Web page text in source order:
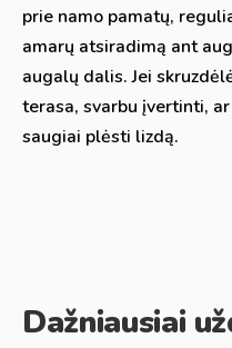
prie namo pamatų,
amarų atsiradimą ant
augalų dalis. Jei
terasa, svarbu įvertinti,
saugiai plėsti lizdą.
Dažniausiai